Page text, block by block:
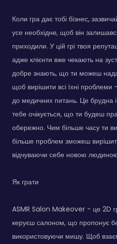
Коли гра дає тобі бізнес,
усе необхідне, щоб він
приходили. У цій грі твоя
адже клієнти вже чекають на
добре знають, що ти можеш
щоб вирішити всі їхні проблеми
до медичних питань. Це брудна
тебе очікується, що ти будеш
обережно. Чим більше часу ти
більше проблем зможеш
відчуваючи себе новою
Як грати
ASMR Salon Makeover - це 2D
керуєш салоном, що пропонує
використовуючи мишу. Щоб